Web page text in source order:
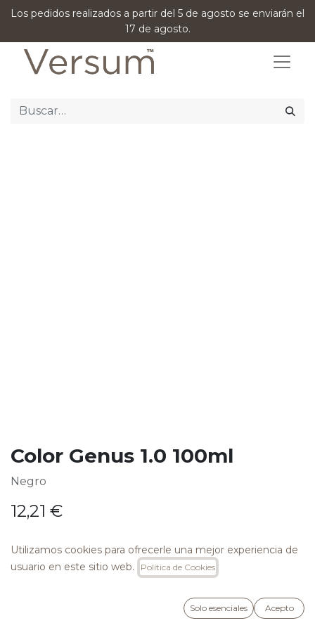
Los pedidos realizados a partir del 5 de agosto se enviarán el
17 de agosto.
Color Genus 1.0 100ml
Negro
12,21 €
AÑADIR A LA CESTA
Utilizamos cookies para ofrecerle una mejor experiencia de
usuario en este sitio web.
Política de Cookies
Solo esenciales Acepto